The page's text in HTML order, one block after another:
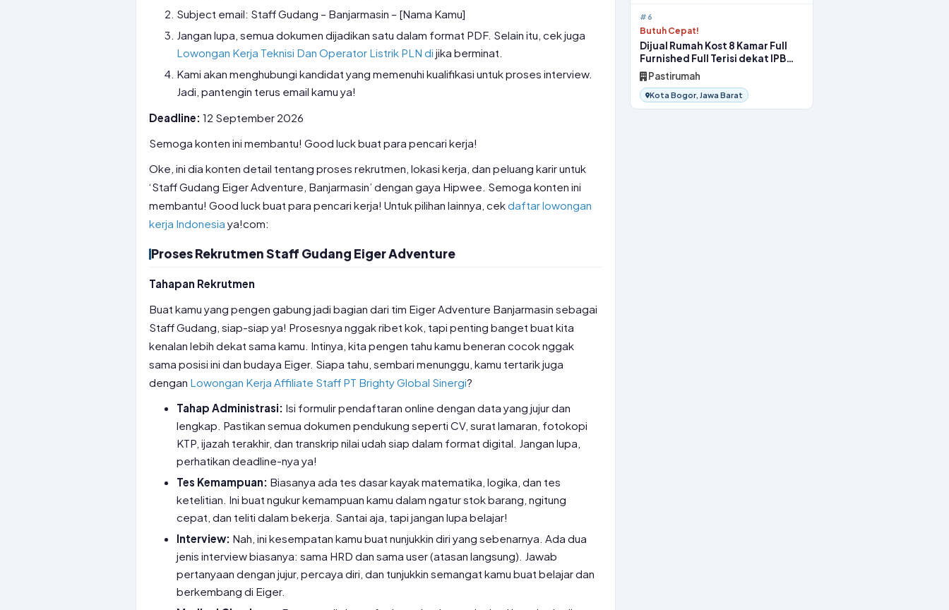
Subject email: Staff Gudang – Banjarmasin – [Nama Kamu]
Jangan lupa, semua dokumen dijadikan satu dalam format PDF. Selain itu, cek juga
Lowongan Kerja Teknisi Dan Operator Listrik PLN di jika berminat.
Kami akan menghubungi kandidat yang memenuhi kualifikasi untuk proses interview.
Jadi, pantengin terus email kamu ya!
Deadline: 12 September 2026
Semoga konten ini membantu! Good luck buat para pencari kerja!
Oke, ini dia konten detail tentang proses rekrutmen, lokasi kerja, dan peluang karir untuk
‘Staff Gudang Eiger Adventure, Banjarmasin’ dengan gaya Hipwee. Semoga konten ini
membantu! Good luck buat para pencari kerja! Untuk pilihan lainnya, cekdaftar lowongan
kerja Indonesia ya!com:
Proses Rekrutmen Staff Gudang Eiger Adventure
Tahapan Rekrutmen
Buat kamu yang pengen gabung jadi bagian dari tim Eiger Adventure Banjarmasin sebagai
Staff Gudang, siap-siap ya! Prosesnya nggak ribet kok, tapi penting banget buat kita
kenalan lebih dekat sama kamu. Intinya, kita pengen tahu kamu beneran cocok nggak
sama posisi ini dan budaya Eiger. Siapa tahu, sembari menunggu, kamu tertarik juga
dengan Lowongan Kerja Affiliate Staff PT Brighty Global Sinergi?
Tahap Administrasi: Isi formulir pendaftaran online dengan data yang jujur dan
lengkap. Pastikan semua dokumen pendukung seperti CV, surat lamaran, fotokopi
KTP, ijazah terakhir, dan transkrip nilai udah siap dalam format digital. Jangan lupa,
perhatikan deadline-nya ya!
Tes Kemampuan: Biasanya ada tes dasar kayak matematika, logika, dan tes
ketelitian. Ini buat ngukur kemampuan kamu dalam ngatur stok barang, ngitung
cepat, dan teliti dalam bekerja. Santai aja, tapi jangan lupa belajar!
Interview: Nah, ini kesempatan kamu buat nunjukkin diri yang sebenarnya. Ada dua
jenis interview biasanya: sama HRD dan sama user (atasan langsung). Jawab
pertanyaan dengan jujur, percaya diri, dan tunjukkin semangat kamu buat belajar dan
berkembang di Eiger.
#6
Butuh Cepat!
Dijual Rumah Kost 8 Kamar Full
Furnished Full Terisi dekat IPB
Bogor
Pastirumah
Kota Bogor, Jawa Barat